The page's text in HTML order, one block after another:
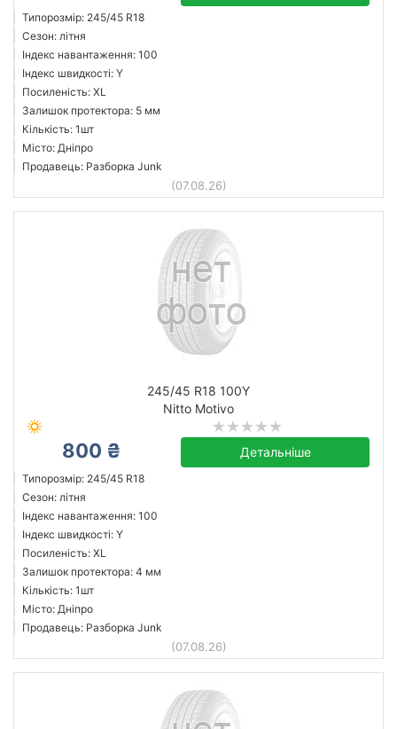
Типорозмір: 245/45 R18
Сезон: літня
Індекс навантаження: 100
Індекс швидкості: Y
Посиленість: XL
Залишок протектора: 5 мм
Кількість: 1шт
Місто: Дніпро
Продавець: Разборка Junk
(07.08.26)
245/45 R18 100Y
Nitto Motivo
800 ₴ Детальніше
Типорозмір: 245/45 R18
Сезон: літня
Індекс навантаження: 100
Індекс швидкості: Y
Посиленість: XL
Залишок протектора: 4 мм
Кількість: 1шт
Місто: Дніпро
Продавець: Разборка Junk
(07.08.26)